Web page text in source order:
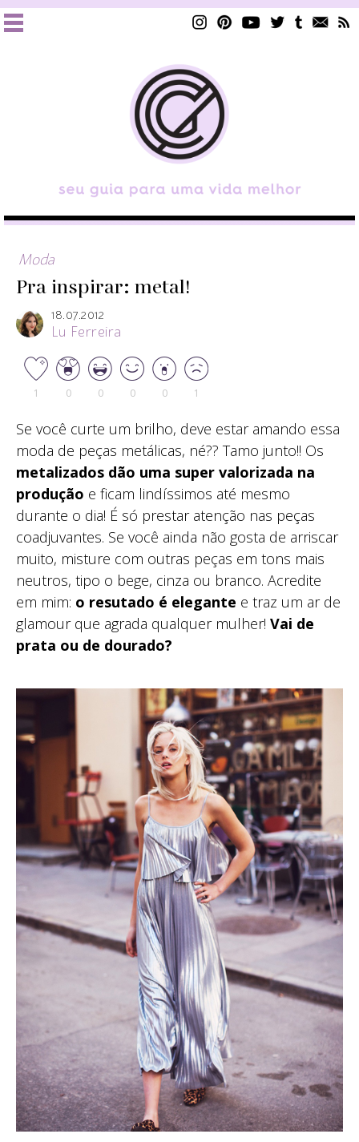
Moda
Pra inspirar: metal!
18.07.2012
Lu Ferreira
1 0 0 0 0 1
Se você curte um brilho, deve estar amando essa
moda de peças metálicas, né?? Tamo junto!! Os
metalizados dão uma super valorizada na
produção e ficam lindíssimos até mesmo
durante o dia! É só prestar atenção nas peças
coadjuvantes. Se você ainda não gosta de arriscar
muito, misture com outras peças em tons mais
neutros, tipo o bege, cinza ou branco. Acredite
em mim: o resutado é elegante e traz um ar de
glamour que agrada qualquer mulher! Vai de
prata ou de dourado?